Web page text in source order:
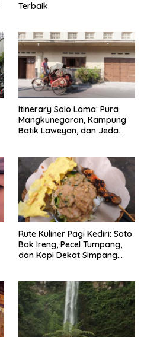
Terbaik
Itinerary Solo Lama: Pura
Mangkunegaran, Kampung
Batik Laweyan, dan Jeda
Rute Kuliner Pagi Kediri: Soto
Bok Ireng, Pecel Tumpang,
dan Kopi Dekat Simpang